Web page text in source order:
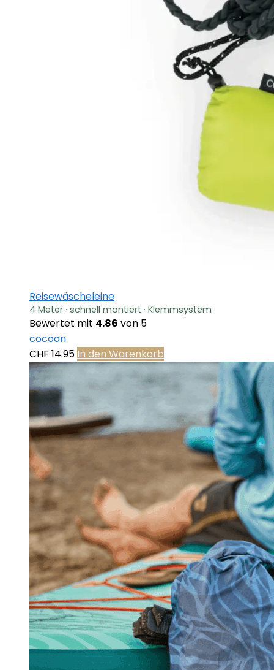
Reisewäscheleine
4 Meter · schnell montiert · Klemmsystem
Bewertet mit 4.86 von 5
cocoon
CHF 14.95 In den Warenkorb